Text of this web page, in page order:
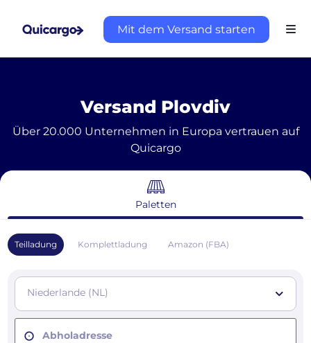
Mit dem Versand starten
Versand Plovdiv
Über 20.000 Unternehmen in Europa vertrauen auf
Quicargo
Paletten
Teilladung Komplettladung Amazon (FBA)
Niederlande (NL)
Abholadresse